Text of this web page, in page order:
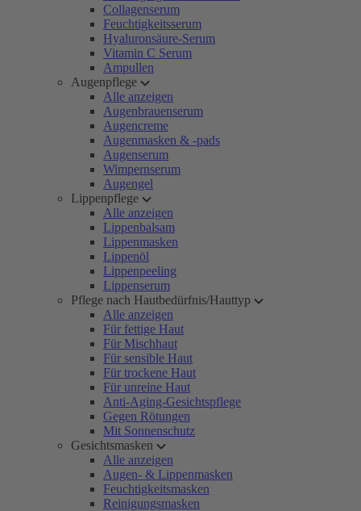
Collagenserum
Feuchtigkeitsserum
Hyaluronsäure-Serum
Vitamin C Serum
Ampullen
Augenpflege
Alle anzeigen
Augenbrauenserum
Augencreme
Augenmasken & -pads
Augenserum
Wimpernserum
Augengel
Lippenpflege
Alle anzeigen
Lippenbalsam
Lippenmasken
Lippenöl
Lippenpeeling
Lippenserum
Pflege nach Hautbedürfnis/Hauttyp
Alle anzeigen
Für fettige Haut
Für Mischhaut
Für sensible Haut
Für trockene Haut
Für unreine Haut
Anti-Aging-Gesichtspflege
Gegen Rötungen
Mit Sonnenschutz
Gesichtsmasken
Alle anzeigen
Augen- & Lippenmasken
Feuchtigkeitsmasken
Reinigungsmasken